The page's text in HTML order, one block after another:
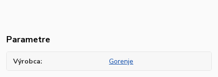
Parametre
Výrobca Gorenje